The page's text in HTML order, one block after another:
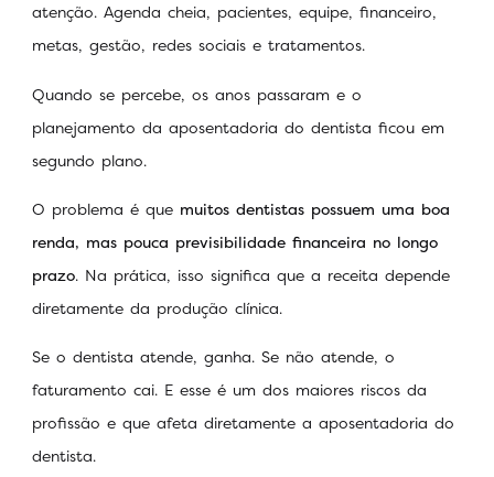
atenção. Agenda cheia, pacientes, equipe, financeiro,
metas, gestão, redes sociais e tratamentos.
Quando se percebe, os anos passaram e o
planejamento da aposentadoria do dentista ficou em
segundo plano.
O problema é que muitos dentistas possuem uma boa
renda, mas pouca previsibilidade financeira no longo
prazo. Na prática, isso significa que a receita depende
diretamente da produção clínica.
Se o dentista atende, ganha. Se não atende, o
faturamento cai. E esse é um dos maiores riscos da
profissão e que afeta diretamente a aposentadoria do
dentista.